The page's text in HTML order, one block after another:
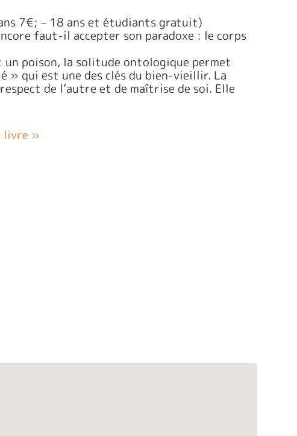
7€; – 18 ans et étudiants gratuit)
faut-il accepter son paradoxe : le corps
poison, la solitude ontologique permet
qui est une des clés du bien-vieillir. La
de l’autre et de maîtrise de soi. Elle
livre »